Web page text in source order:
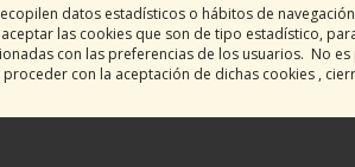
datos estadísticos o hábitos de
las cookies que son de tipo estadístico,
con las preferencias de los usuarios. No
con la aceptación de dichas cookies ,